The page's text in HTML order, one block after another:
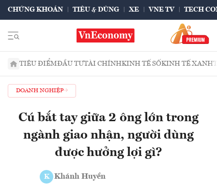
CHỨNG KHOÁN TIÊU & DÙNG XE VNE TV TECH
TIÊU ĐIỂMĐẦU TƯTÀI CHÍNHKINH TẾ SỐKINH TẾ XANH
DOANH NGHIỆP
Cú bắt tay giữa 2 ông lớn trong
ngành giao nhận, người dùng
được hưởng lợi gì?
K Khánh Huyền